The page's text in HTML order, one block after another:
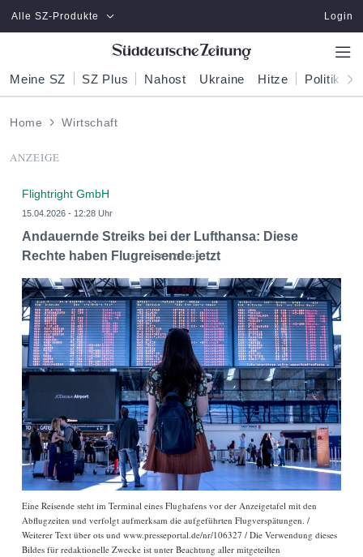
Zum Hauptinhalt springen
Alle SZ-Produkte Login
Meine SZ SZ Plus Nahost Ukraine Hitze Politik
Home Wirtschaft
ANZEIGE
Flightright GmbH
15.04.2026 - 12:28 Uhr
Andauernde Streiks bei der Lufthansa: Diese
Rechte haben Flugreisende jetzt
Eine Reisende steht im Terminal eines Flughafens vor der Anzeigetafel mit den
Abflugzeiten und verfolgt aufmerksam die aufgeführten Flugverspätungen. /
Weiterer Text über ots und www.presseportal.de/nr/106327 / Die Verwendung dieses
Bildes für redaktionelle Zwecke ist unter Beachtung aller mitgeteilten